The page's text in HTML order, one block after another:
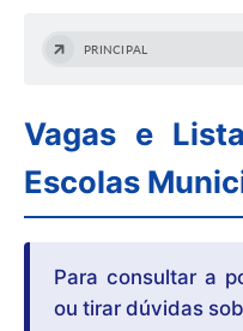
Utilidade Pública
X Conferência Municipal
DEPRESSÃO TEM CURA!
Carteira municipal de
responsáveis de pessoas
PRINCIPAL
Vagas e
Escolas
Para consultar a
ou tirar dúvidas